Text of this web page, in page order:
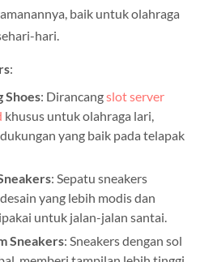
baik untuk olahraga
hari.
:
Shoes: Dirancangslot server
khusus untuk olahraga lari,
yang baik pada telapak
: Sepatu sneakers
yang lebih modis dan
untuk jalan-jalan santai.
Sneakers: Sneakers dengan sol